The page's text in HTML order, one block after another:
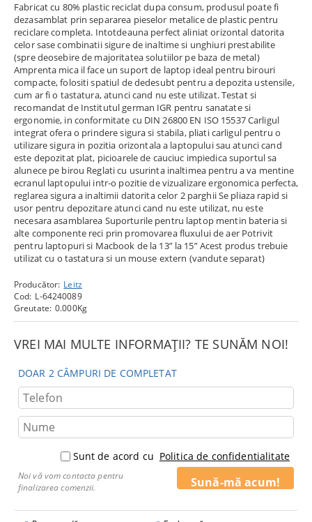
Fabricat cu 80% plastic reciclat dupa consum, produsul poate fi
dezasamblat prin separarea pieselor metalice de plastic pentru
reciclare completa. Intotdeauna perfect aliniat orizontal datorita
celor sase combinatii sigure de inaltime si unghiuri prestabilite
(spre deosebire de majoritatea solutiilor pe baza de metal)
Amprenta mica il face un suport de laptop ideal pentru birouri
compacte, folositi spatiul de dedesubt pentru a depozita ustensile,
cum ar fi o tastatura, atunci cand nu este utilizat. Testat si
recomandat de Institutul german IGR pentru sanatate si
ergonomie, in conformitate cu DIN 26800 EN ISO 15537 Carligul
integrat ofera o prindere sigura si stabila, pliati carligul pentru o
utilizare sigura in pozitia orizontala a laptopului sau atunci cand
este depozitat plat, picioarele de cauciuc impiedica suportul sa
alunece pe birou Reglati cu usurinta inaltimea pentru a va mentine
ecranul laptopului intr-o pozitie de vizualizare ergonomica perfecta,
reglarea sigura a inaltimii datorita celor 2 parghii Se pliaza rapid si
usor pentru depozitare atunci cand nu este utilizat, nu este
necesara asamblarea Suporturile pentru laptop mentin bateria si
alte componente reci prin promovarea fluxului de aer Potrivit
pentru laptopuri si Macbook de la 13” la 15” Acest produs trebuie
utilizat cu o tastatura si un mouse extern (vandute separat)
Producător: Leitz
Cod: L-64240089
Greutate: 0.000Kg
VREI MAI MULTE INFORMAȚII? TE SUNĂM NOI!
DOAR 2 CÂMPURI DE COMPLETAT
Sunt de acord cu Politica de confidentialitate
Noi vă vom contacta pentru
finalizarea comenzii.